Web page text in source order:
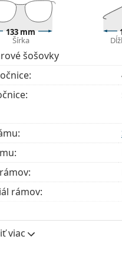
dodávame s
ktorá je súčasťou
môžu namiesto
pomôcku.
133 mm
Šírka
šošovky
očnice:
rámov:
viac